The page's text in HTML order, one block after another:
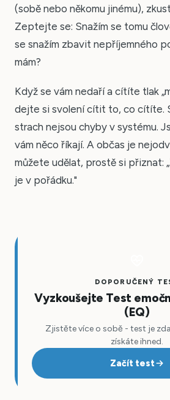
(sobě nebo někomu jinému),
Zeptejte se: Snažím se tomu
se snažím zbavit nepříjemného
mám?
Když se vám nedaří a cítíte tlak
dejte si svolení cítit to, co cítíte.
strach nejsou chyby v systému.
vám něco říkají. A občas je
můžete udělat, prostě si přiznat:
je v pořádku."
DOPORUČENÝ
Vyzkoušejte Test
(EQ)
Zjistěte více o sobě - test je
získáte ihned.
Začít test